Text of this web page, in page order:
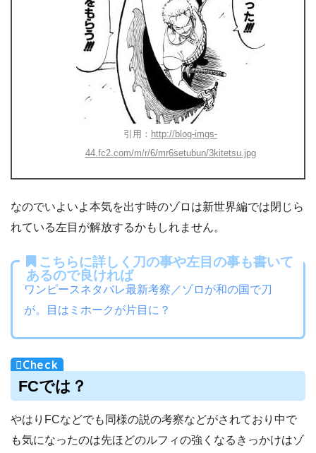
引用： http://blog-imgs-
44.fc2.com/m/r/6/mr6setubun/3kitetsu.jpg
なのでいよいよ本気を出す時のゾロは新世界編では閉じら
れている左目が解放するかもしれません。
こちらに詳しく刀の事や左目の事も書いて
あるので良ければ
ワンピースネタバレ最新考察／ゾロが和の国で刀
が。目はミホークが片目に？
FCでは？
やはりFCなどでも同様の説の考察などがされており中で
も気になったのは先ほどのルフィの強くなるきっかけはゾ